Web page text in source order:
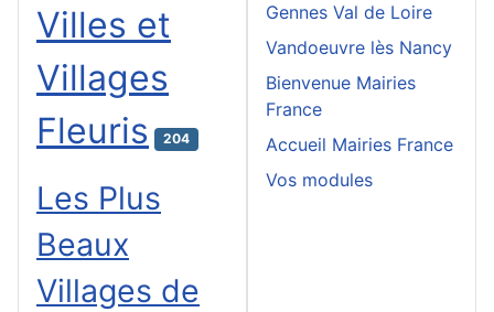
Villes et
Villages
Fleuris
204
Les Plus
Beaux
Villages de
Gennes Val de Loire
Vandoeuvre lès Nancy
Bienvenue Mairies
France
Accueil Mairies France
Vos modules